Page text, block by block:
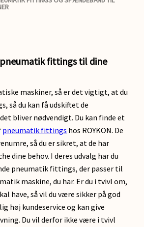
fittings til dine
maskiner, så er det vigtigt, at du
så du kan få udskiftet de
bliver nødvendigt. Du kan finde et
pneumatik fittings hos ROYKON. De
så du er sikret, at de har
dine behov. I deres udvalg har du
pneumatik fittings, der passer til
maskine, du har. Er du i tvivl om,
have, så vil du være sikker på god
høj kundeservice og kan give
Du vil derfor ikke være i tvivl